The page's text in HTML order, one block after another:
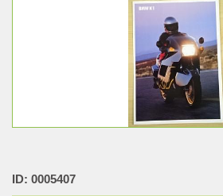
ID: 0005407